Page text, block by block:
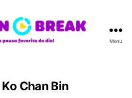
A
N
Menu
Ko Chan Bin